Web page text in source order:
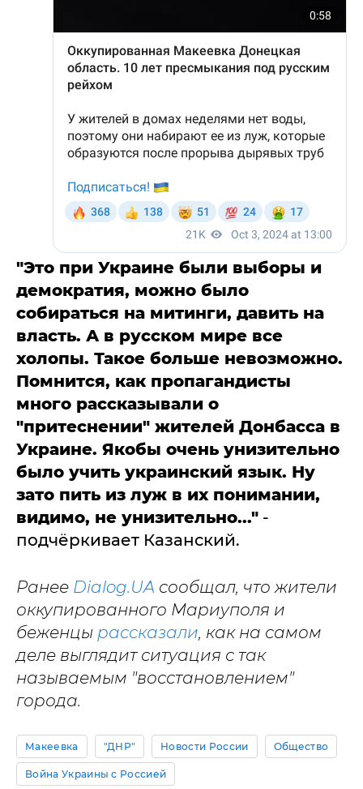
"Это при Украине были выборы и
демократия, можно было
собираться на митинги, давить на
власть. А в русском мире все
холопы. Такое больше невозможно.
Помнится, как пропагандисты
много рассказывали о
"притеснении" жителей Донбасса в
Украине. Якобы очень унизительно
было учить украинский язык. Ну
зато пить из луж в их понимании,
видимо, не унизительно..." -
подчёркивает Казанский.
Ранее Dialog.UA сообщал, что жители
оккупированного Мариуполя и
беженцы рассказали, как на самом
деле выглядит ситуация с так
называемым "восстановлением"
города.
Макеевка "ДНР" Новости России Общество
Война Украины с Россией